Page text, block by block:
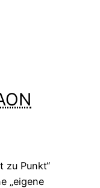
zu Punkt“
„eigene